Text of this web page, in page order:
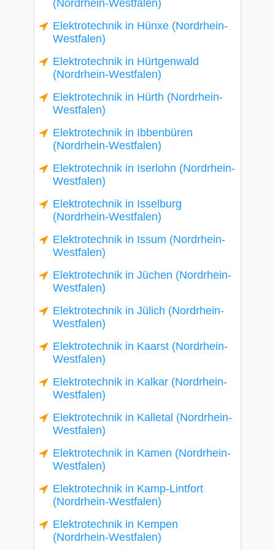
(Nordrhein-Westfalen)
Elektrotechnik in Hünxe (Nordrhein-
Westfalen)
Elektrotechnik in Hürtgenwald
(Nordrhein-Westfalen)
Elektrotechnik in Hürth (Nordrhein-
Westfalen)
Elektrotechnik in Ibbenbüren
(Nordrhein-Westfalen)
Elektrotechnik in Iserlohn (Nordrhein-
Westfalen)
Elektrotechnik in Isselburg
(Nordrhein-Westfalen)
Elektrotechnik in Issum (Nordrhein-
Westfalen)
Elektrotechnik in Jüchen (Nordrhein-
Westfalen)
Elektrotechnik in Jülich (Nordrhein-
Westfalen)
Elektrotechnik in Kaarst (Nordrhein-
Westfalen)
Elektrotechnik in Kalkar (Nordrhein-
Westfalen)
Elektrotechnik in Kalletal (Nordrhein-
Westfalen)
Elektrotechnik in Kamen (Nordrhein-
Westfalen)
Elektrotechnik in Kamp-Lintfort
(Nordrhein-Westfalen)
Elektrotechnik in Kempen
(Nordrhein-Westfalen)